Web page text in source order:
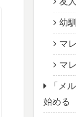
幼
マ
マ
「メ
始める